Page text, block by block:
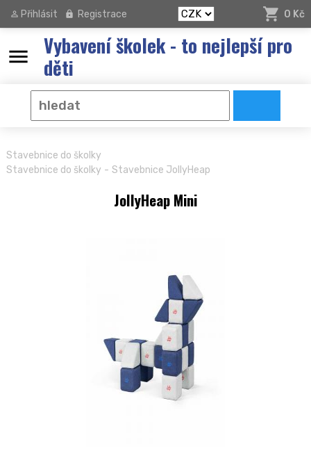
Přihlásit Registrace 0 Kč
menu
Vybavení školek - to nejlepší pro
děti
Stavebnice do školky
Stavebnice do školky - Stavebnice JollyHeap
JollyHeap Mini